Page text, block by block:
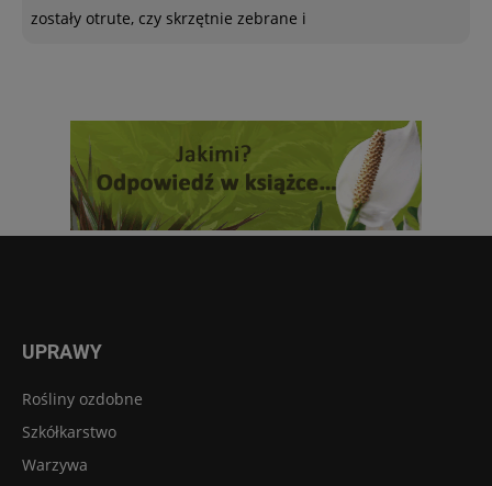
zostały otrute, czy skrzętnie zebrane i
UPRAWY
Rośliny ozdobne
Szkółkarstwo
Warzywa